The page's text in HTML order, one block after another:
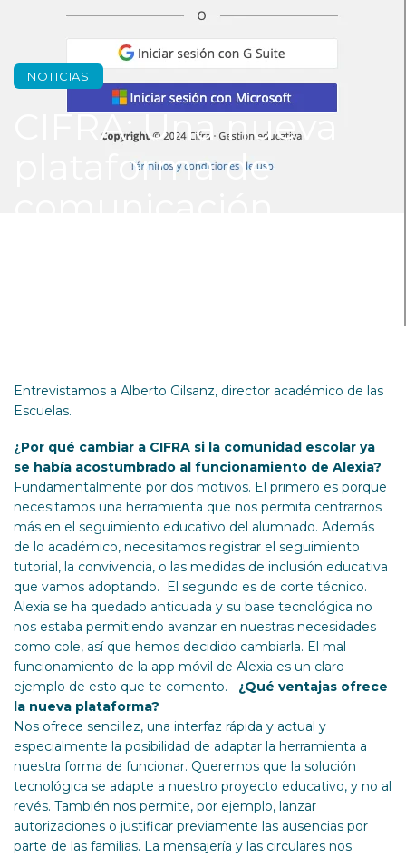
NOTICIAS
CIFRA: Una nueva
plataforma de
Entrevistamos a Alberto Gilsanz, director académico de las
Escuelas.
¿Por qué cambiar a CIFRA si la comunidad escolar ya
se había acostumbrado al funcionamiento de Alexia?
Fundamentalmente por dos motivos. El primero es porque
necesitamos una herramienta que nos permita centrarnos
más en el seguimiento educativo del alumnado. Además
de lo académico, necesitamos registrar el seguimiento
tutorial, la convivencia, o las medidas de inclusión educativa
que vamos adoptando. El segundo es de corte técnico.
Alexia se ha quedado anticuada y su base tecnológica no
nos estaba permitiendo avanzar en nuestras necesidades
como cole, así que hemos decidido cambiarla. El mal
funcionamiento de la app móvil de Alexia es un claro
ejemplo de esto que te comento. ¿Qué ventajas ofrece
la nueva plataforma?
Nos ofrece sencillez, una interfaz rápida y actual y
especialmente la posibilidad de adaptar la herramienta a
nuestra forma de funcionar. Queremos que la solución
tecnológica se adapte a nuestro proyecto educativo, y no al
revés. También nos permite, por ejemplo, lanzar
autorizaciones o justificar previamente las ausencias por
parte de las familias. La mensajería y las circulares nos